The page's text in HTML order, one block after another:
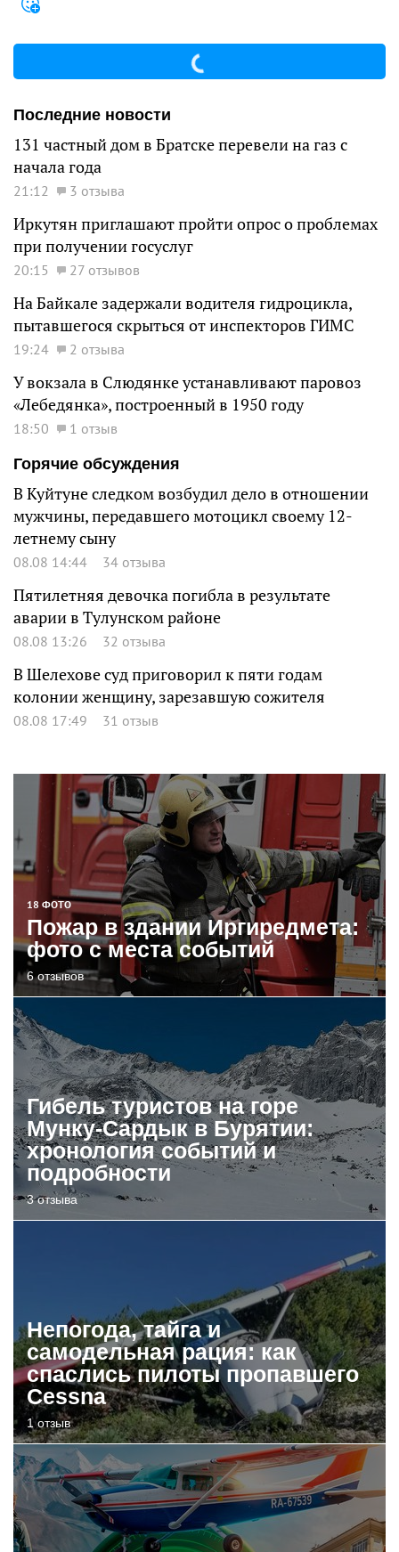
Последние новости
131 частный дом в Братске перевели на газ с
начала года
21:12 3 отзыва
Иркутян приглашают пройти опрос о проблемах
при получении госуслуг
20:15 27 отзывов
На Байкале задержали водителя гидроцикла,
пытавшегося скрыться от инспекторов ГИМС
19:24 2 отзыва
У вокзала в Слюдянке устанавливают паровоз
«Лебедянка», построенный в 1950 году
18:50
1 отзыв
Горячие обсуждения
В Куйтуне следком возбудил дело в отношении
мужчины, передавшего мотоцикл своему 12-
летнему сыну
08.08 14:44 34 отзыва
Пятилетняя девочка погибла в результате
аварии в Тулунском районе
08.08 13:26 32 отзыва
В Шелехове суд приговорил к пяти годам
колонии женщину, зарезавшую сожителя
08.08 17:49 31 отзыв
18 ФОТО
Пожар в здании Иргиредмета:
фото с места событий
6 отзывов
Гибель туристов на горе
Мунку-Сардык в Бурятии:
хронология событий и
подробности
3 отзыва
Непогода, тайга и
самодельная рация: как
спаслись пилоты пропавшего
Cessna
1 отзыв